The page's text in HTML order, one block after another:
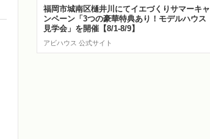
福岡市城南区樋井川にてイエづくりサマーキャ
ンペーン「3つの豪華特典あり！モデルハウス
見学会」を開催【8/1-8/9】
アビハウス 公式サイト